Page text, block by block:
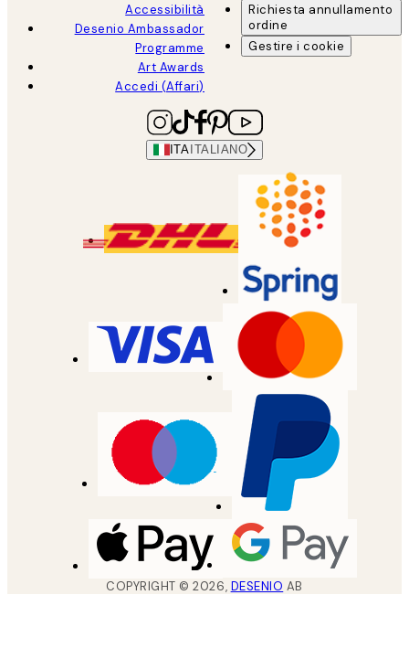
Accessibilità
Desenio Ambassador
Programme
Art Awards
Accedi (Affari)
Richiesta annullamento
ordine
Gestire i cookie
ITA ITALIANO
COPYRIGHT ©2026, DESENIO AB